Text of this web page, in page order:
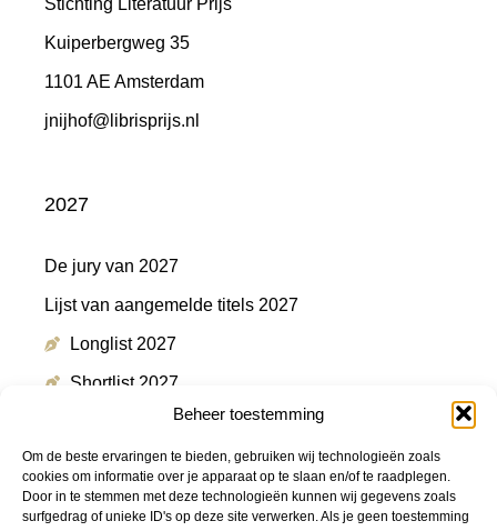
Beheer toestemming
Om de beste ervaringen te bieden, gebruiken wij technologieën zoals
cookies om informatie over je apparaat op te slaan en/of te raadplegen.
Door in te stemmen met deze technologieën kunnen wij gegevens zoals
surfgedrag of unieke ID's op deze site verwerken. Als je geen toestemming
Stichting Literatuur Prijs
Kuiperbergweg 35
1101 AE Amsterdam
jnijhof@librisprijs.nl
2027
De jury van 2027
Lijst van aangemelde titels 2027
Longlist 2027
Shortlist 2027
Winnaar 2027
Meer informatie